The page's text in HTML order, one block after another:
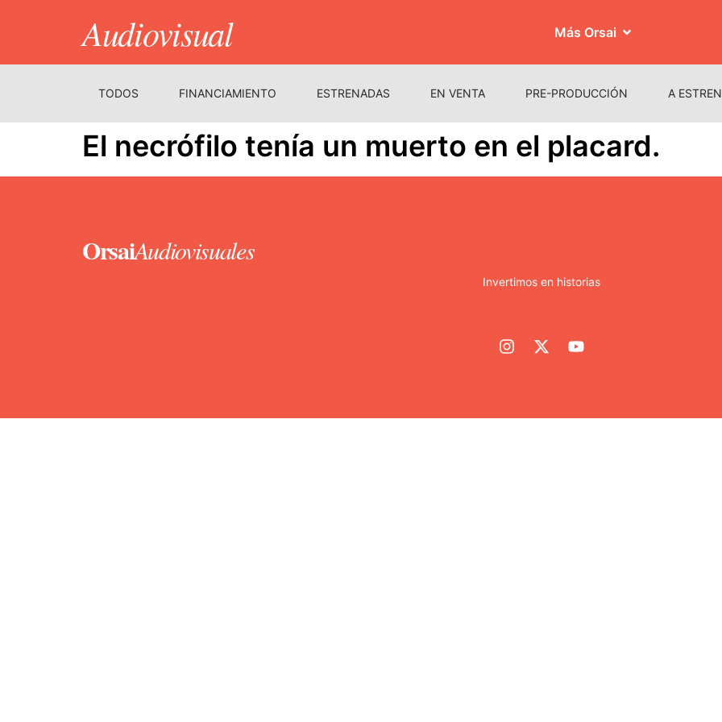
Audiovisual Más Orsai
TODOS FINANCIAMIENTO ESTRENADAS EN VENTA PRE-PRODUCCIÓN A
El necrófilo tenía un muerto en el placard.
OrsaiAudiovisuales
Invertimos en historias